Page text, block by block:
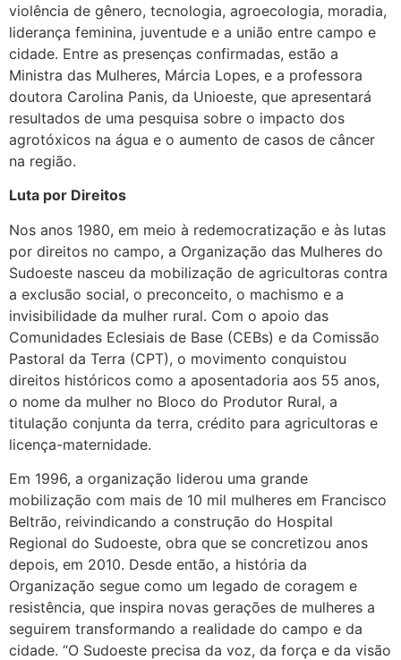
violência de gênero, tecnologia, agroecologia, moradia,
liderança feminina, juventude e a união entre campo e
cidade. Entre as presenças confirmadas, estão a
Ministra das Mulheres, Márcia Lopes, e a professora
doutora Carolina Panis, da Unioeste, que apresentará
resultados de uma pesquisa sobre o impacto dos
agrotóxicos na água e o aumento de casos de câncer
na região.
Luta por Direitos
Nos anos 1980, em meio à redemocratização e às lutas
por direitos no campo, a Organização das Mulheres do
Sudoeste nasceu da mobilização de agricultoras contra
a exclusão social, o preconceito, o machismo e a
invisibilidade da mulher rural. Com o apoio das
Comunidades Eclesiais de Base (CEBs) e da Comissão
Pastoral da Terra (CPT), o movimento conquistou
direitos históricos como a aposentadoria aos 55 anos,
o nome da mulher no Bloco do Produtor Rural, a
titulação conjunta da terra, crédito para agricultoras e
licença-maternidade.
Em 1996, a organização liderou uma grande
mobilização com mais de 10 mil mulheres em Francisco
Beltrão, reivindicando a construção do Hospital
Regional do Sudoeste, obra que se concretizou anos
depois, em 2010. Desde então, a história da
Organização segue como um legado de coragem e
resistência, que inspira novas gerações de mulheres a
seguirem transformando a realidade do campo e da
cidade. “O Sudoeste precisa da voz, da força e da visão